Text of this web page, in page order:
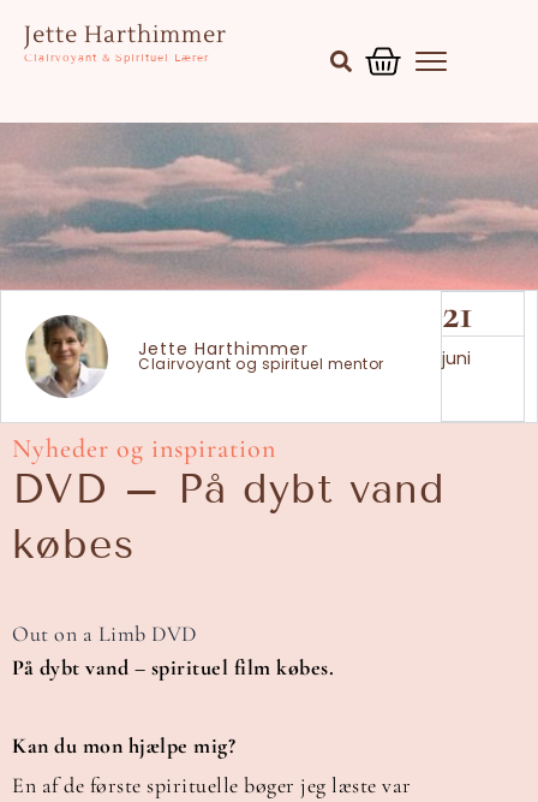
indholdet
Jette Harthimmer
Clairvoyant & Spirituel Lærer
Jette Harthimmer
Clairvoyant og spirituel mentor
21
juni
Nyheder og inspiration
DVD – På dybt vand
købes
Out on a Limb DVD
På dybt vand – spirituel film købes.
Kan du mon hjælpe mig?
En af de første spirituelle bøger jeg læste var